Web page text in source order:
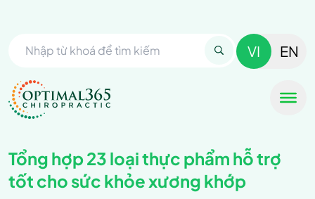
VI EN
Tổng hợp 23 loại thực phẩm hỗ trợ
tốt cho sức khỏe xương khớp